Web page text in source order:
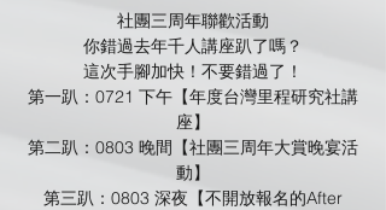
社團三周年聯歡活動
你錯過去年千人講座趴了嗎？
這次手腳加快！不要錯過了！
第一趴：0721 下午【年度台灣里程研究社講
座】
第二趴：0803 晚間【社團三周年大賞晚宴活
動】
第三趴：0803 深夜【不開放報名的After